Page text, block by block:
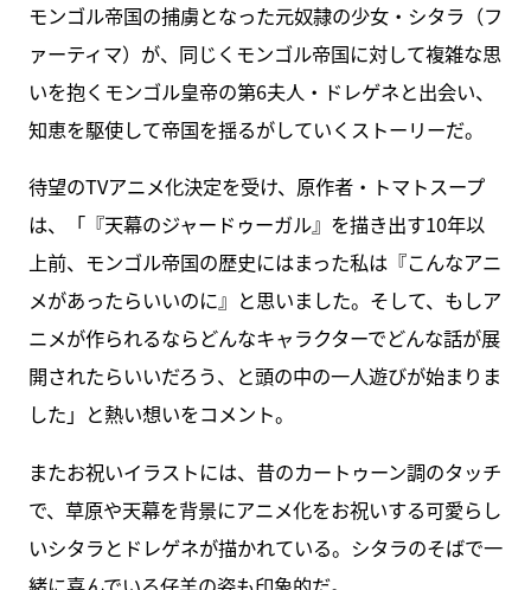
モンゴル帝国の捕虜となった元奴隷の少女・シタラ（フ
ァーティマ）が、同じくモンゴル帝国に対して複雑な思
いを抱くモンゴル皇帝の第6夫人・ドレゲネと出会い、
知恵を駆使して帝国を揺るがしていくストーリーだ。
待望のTVアニメ化決定を受け、原作者・トマトスープ
は、「『天幕のジャードゥーガル』を描き出す10年以
上前、モンゴル帝国の歴史にはまった私は『こんなアニ
メがあったらいいのに』と思いました。そして、もしア
ニメが作られるならどんなキャラクターでどんな話が展
開されたらいいだろう、と頭の中の一人遊びが始まりま
した」と熱い想いをコメント。
またお祝いイラストには、昔のカートゥーン調のタッチ
で、草原や天幕を背景にアニメ化をお祝いする可愛らし
いシタラとドレゲネが描かれている。シタラのそばで一